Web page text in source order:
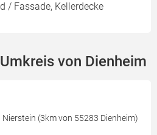
/ Fassade, Kellerdecke
von Dienheim
(3km von 55283 Dienheim)